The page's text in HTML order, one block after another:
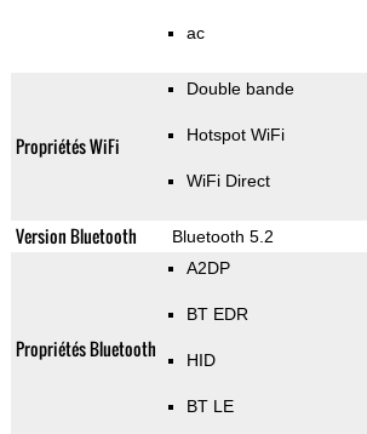
ac
Propriétés WiFi
Double bande
Hotspot WiFi
WiFi Direct
Version Bluetooth Bluetooth 5.2
Propriétés Bluetooth
A2DP
BT EDR
HID
BT LE